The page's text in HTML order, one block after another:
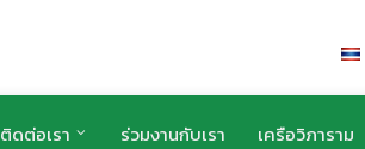
ติดต่อเรา ร่วมงานกับเรา เครือวิภาราม